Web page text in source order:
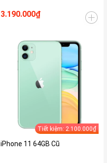
3.190.000₫
Tiết kiệm: 2.100.000₫
iPhone 11 64GB Cũ